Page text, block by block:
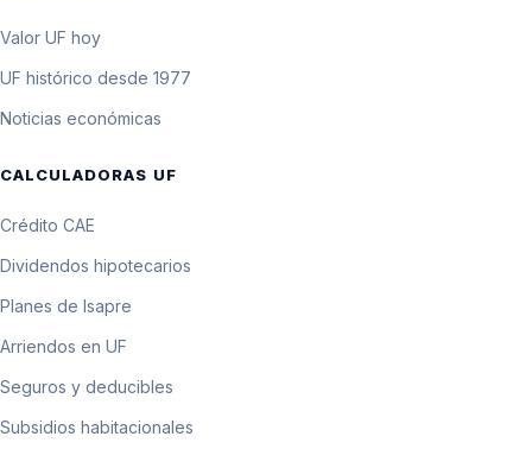
Valor UF hoy
UF histórico desde 1977
Noticias económicas
CALCULADORAS UF
Crédito CAE
Dividendos hipotecarios
Planes de Isapre
Arriendos en UF
Seguros y deducibles
Subsidios habitacionales